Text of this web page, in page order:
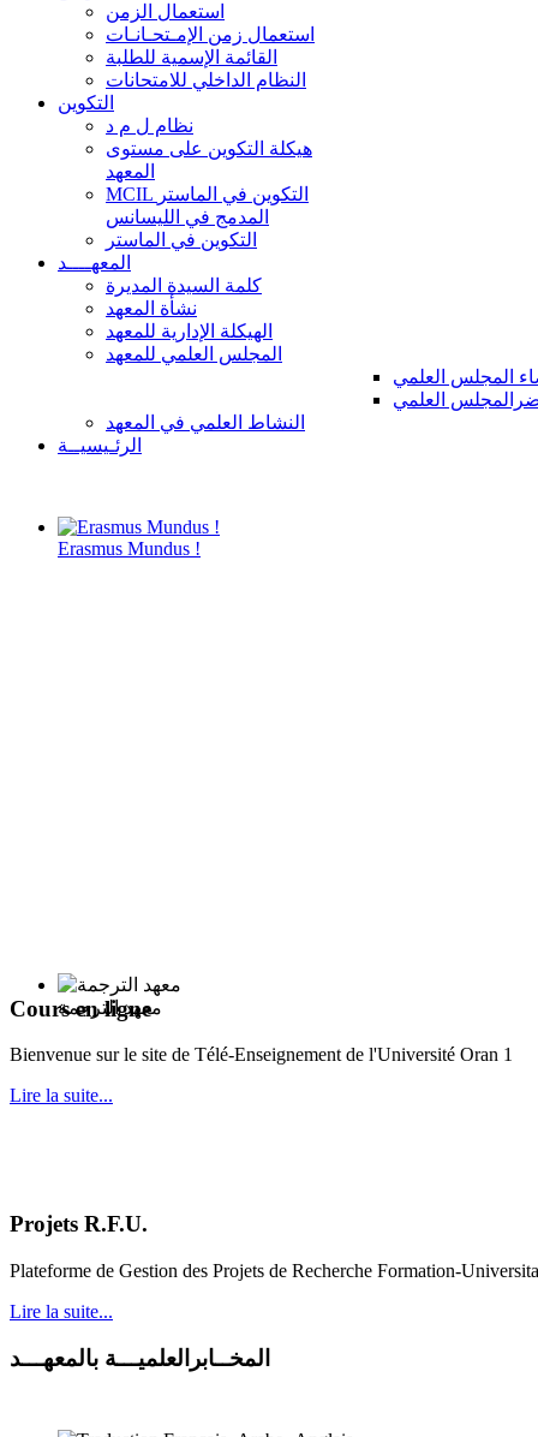
استعمال الزمن
استعمال زمن الإمـتحـانـات
القائمة الإسمية للطلبة
النظام الداخلي للامتحانات
التكوين
نظام ل م د
هيكلة التكوين على مستوى
المعهد
MCIL التكوين في الماستر
المدمج في الليسانس
التكوين في الماستر
المعهــــد
كلمة السيدة المديرة
نشأة المعهد
الهيكلة الإدارية للمعهد
المجلس العلمي للمعهد
المجلس العلمي
العلمي
النشاط العلمي في المعهد
الرئـيسيــة
Erasmus Mundus !
معهد الترجمة
Cours en ligne
Bienvenue sur le site de Télé-Enseignement de l'Université Oran 1
Lire la suite...
Projets R.F.U.
Plateforme de Gestion des Projets de Recherche Formation-
Lire la suite...
المخــابرالعلميـــة بالمعهـــد